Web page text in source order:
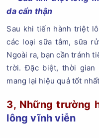
da cẩn thận
Sau khi tiến hành triệt
các loại sữa tắm, sữa
Ngoài ra, bạn cần tránh
trời. Đặc biệt, thời
mang lại hiệu quả tốt
3, Những trường
lông vĩnh viễn